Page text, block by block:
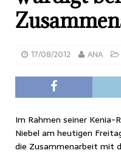
17/08/2012 ANA
Im Rahmen seiner
Niebel am heutigen
die Zusammenarbeit mit